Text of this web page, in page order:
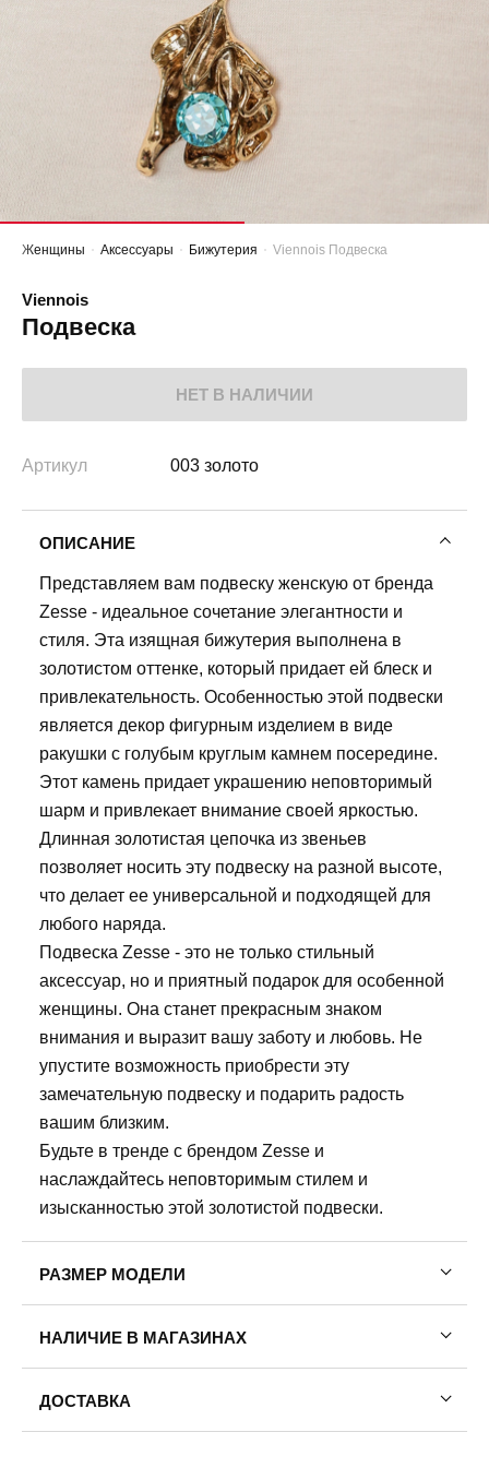
Женщины Аксессуары Бижутерия Viennois Подвеска
Viennois
Подвеска
НЕТ В НАЛИЧИИ
Артикул 003 золото
ОПИСАНИЕ
Представляем вам подвеску женскую от бренда
Zesse - идеальное сочетание элегантности и
стиля. Эта изящная бижутерия выполнена в
золотистом оттенке, который придает ей блеск и
привлекательность. Особенностью этой подвески
является декор фигурным изделием в виде
ракушки с голубым круглым камнем посередине.
Этот камень придает украшению неповторимый
шарм и привлекает внимание своей яркостью.
Длинная золотистая цепочка из звеньев
позволяет носить эту подвеску на разной высоте,
что делает ее универсальной и подходящей для
любого наряда.
Подвеска Zesse - это не только стильный
аксессуар, но и приятный подарок для особенной
женщины. Она станет прекрасным знаком
внимания и выразит вашу заботу и любовь. Не
упустите возможность приобрести эту
замечательную подвеску и подарить радость
вашим близким.
Будьте в тренде с брендом Zesse и
наслаждайтесь неповторимым стилем и
изысканностью этой золотистой подвески.
РАЗМЕР МОДЕЛИ
Обхват груди: 78
Обхват талии: 61
Обхват бедер: 92
На модели размер одежды: 40-42
НАЛИЧИЕ В МАГАЗИНАХ
ДОСТАВКА
Пермь — бесплатно